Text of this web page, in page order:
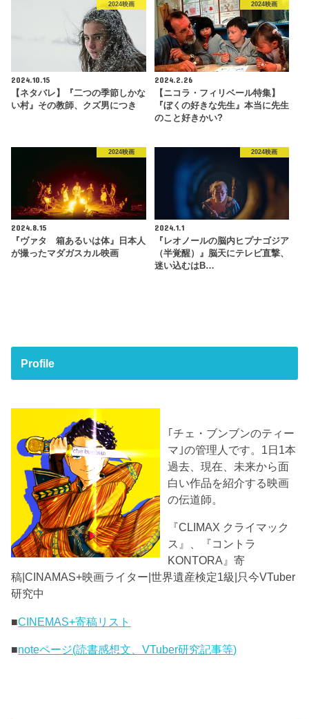
2024映画
2024.10.15
【ネタバレ】『二つの季節しかな
い村』その教師、クズ男につき
2024映画
2024.2.26
【ニコラ・フィリベール特集】
『ぼくの好きな先生』本当に先生
のこと好きかい?
2024映画
2024.8.15
『ヴァタ 箱あるいは体』日本人
が撮ったマダガスカル映画
2024映画
2024.1.1
『レオノールの脳内ヒプナゴジア
（半覚醒）』脳天にテレビ直撃、
迷い込むはB…
Profile
｢チェ・ブンブンのティー
マ｣の管理人です。1日1本
過去、現在、未来から面
白い作品を紹介する映画
の伝道師。
『CLIMAX クライマック
ス』、『コントラ
KONTORA』寄
稿|CINAMAS+映画ライター|世界遺産検定1級|只今VTuber
研究中
■CINEMAS+寄稿リスト
■noteページ(読書感想文、VTuber研究記事等)